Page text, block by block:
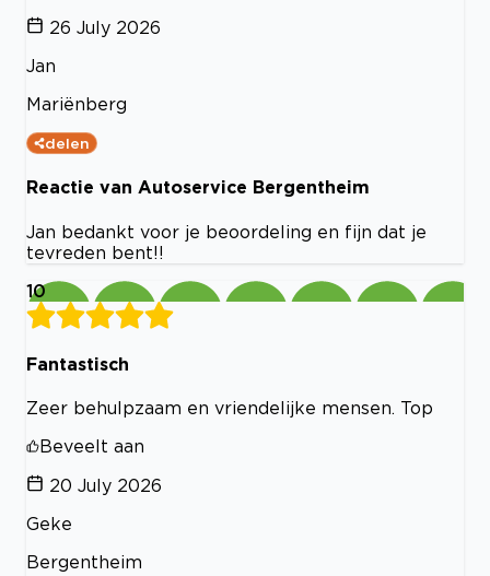
26 July 2026
Jan
Mariënberg
delen
Reactie van Autoservice Bergentheim
Jan bedankt voor je beoordeling en fijn dat je
tevreden bent!!
10
Fantastisch
Zeer behulpzaam en vriendelijke mensen. Top
Beveelt aan
20 July 2026
Geke
Bergentheim